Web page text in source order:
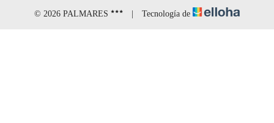
© 2026 PALMARES Tecnología de